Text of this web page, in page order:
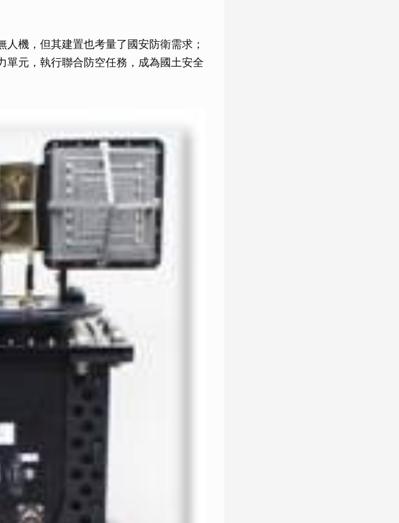
機，但其建置也考量了國安防衛需求；
單元，執行聯合防空任務，成為國土安全